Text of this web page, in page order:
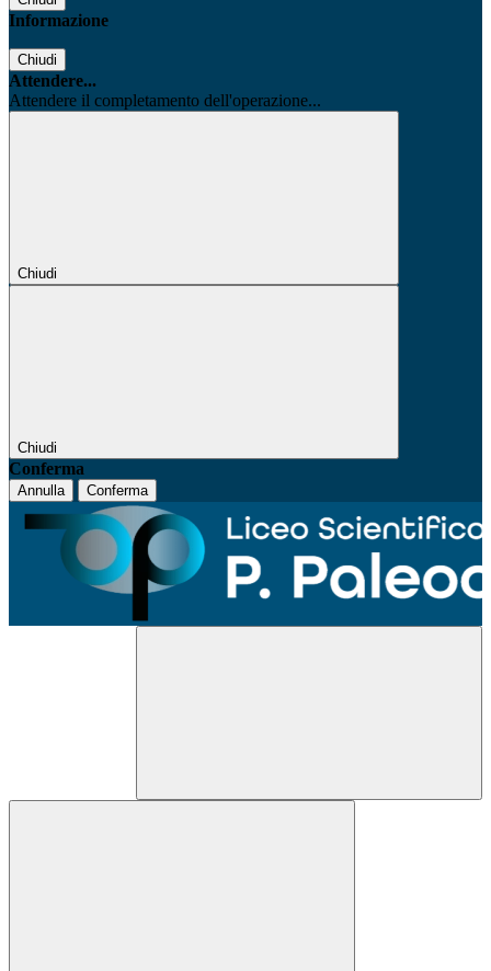
Informazione
Chiudi
Attendere...
Attendere il completamento dell'operazione...
Chiudi
Chiudi
Conferma
Annulla Conferma